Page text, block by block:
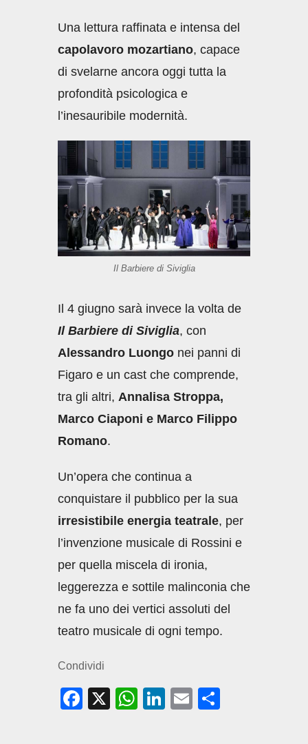
Una lettura raffinata e intensa del
capolavoro mozartiano, capace
di svelarne ancora oggi tutta la
profondità psicologica e
l’inesauribile modernità.
Il Barbiere di Siviglia
Il 4 giugno sarà invece la volta de
Il Barbiere di Siviglia, con
Alessandro Luongo nei panni di
Figaro e un cast che comprende,
tra gli altri, Annalisa Stroppa,
Marco Ciaponi e Marco Filippo
Romano.
Un’opera che continua a
conquistare il pubblico per la sua
irresistibile energia teatrale, per
l’invenzione musicale di Rossini e
per quella miscela di ironia,
leggerezza e sottile malinconia che
ne fa uno dei vertici assoluti del
teatro musicale di ogni tempo.
Condividi
F
X
W
Li
E